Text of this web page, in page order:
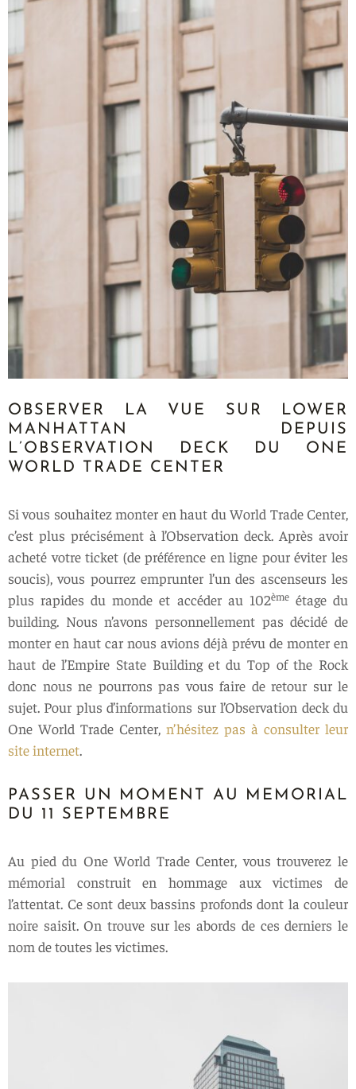
OBSERVER LA VUE SUR LOWER
MANHATTAN DEPUIS
L’OBSERVATION DECK DU ONE
WORLD TRADE CENTER
Si vous souhaitez monter en haut du World Trade Center,
c’est plus précisément à l’Observation deck. Après avoir
acheté votre ticket (de préférence en ligne pour éviter les
soucis), vous pourrez emprunter l’un des ascenseurs les
plus rapides du monde et accéder au 102èmeétage du
building. Nous n’avons personnellement pas décidé de
monter en haut car nous avions déjà prévu de monter en
haut de l’Empire State Building et du Top of the Rock
donc nous ne pourrons pas vous faire de retour sur le
sujet. Pour plus d’informations sur l’Observation deck du
One World Trade Center, n’hésitez pas à consulter leur
site internet.
PASSER UN MOMENT AU MEMORIAL
DU 11 SEPTEMBRE
Au pied du One World Trade Center, vous trouverez le
mémorial construit en hommage aux victimes de
l’attentat. Ce sont deux bassins profonds dont la couleur
noire saisit. On trouve sur les abords de ces derniers le
nom de toutes les victimes.